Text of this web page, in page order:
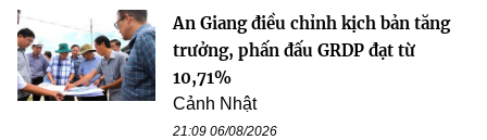
An Giang điều chỉnh kịch bản tăng
trưởng, phấn đấu GRDP đạt từ
10,71%
Cảnh Nhật
21:09 06/08/2026